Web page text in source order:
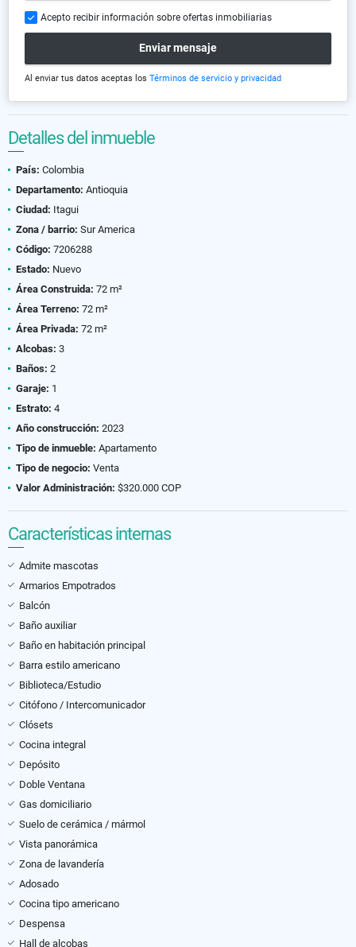
Acepto recibir información sobre ofertas inmobiliarias
Enviar mensaje
Al enviar tus datos aceptas los Términos de servicio y privacidad
Detalles del inmueble
País: Colombia
Departamento: Antioquia
Ciudad: Itagui
Zona / barrio: Sur America
Código: 7206288
Estado: Nuevo
Área Construida: 72 m²
Área Terreno: 72 m²
Área Privada: 72 m²
Alcobas: 3
Baños: 2
Garaje: 1
Estrato: 4
Año construcción: 2023
Tipo de inmueble: Apartamento
Tipo de negocio: Venta
Valor Administración: $320.000 COP
Características internas
Admite mascotas
Armarios Empotrados
Balcón
Baño auxiliar
Baño en habitación principal
Barra estilo americano
Biblioteca/Estudio
Citófono / Intercomunicador
Clósets
Cocina integral
Depósito
Doble Ventana
Gas domiciliario
Suelo de cerámica / mármol
Vista panorámica
Zona de lavandería
Adosado
Cocina tipo americano
Despensa
Hall de alcobas